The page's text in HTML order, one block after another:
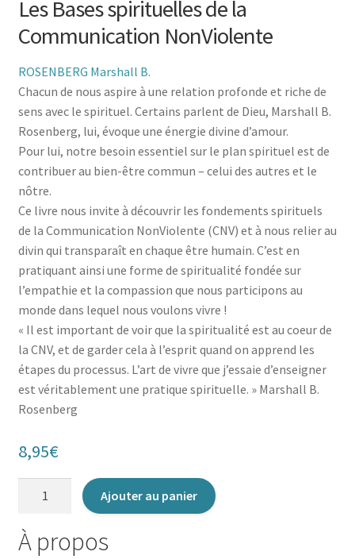
Les Bases spirituelles de la
Communication NonViolente
ROSENBERG Marshall B.
Chacun de nous aspire à une relation profonde et riche de
sens avec le spirituel. Certains parlent de Dieu, Marshall B.
Rosenberg, lui, évoque une énergie divine d’amour.
Pour lui, notre besoin essentiel sur le plan spirituel est de
contribuer au bien-être commun – celui des autres et le
nôtre.
Ce livre nous invite à découvrir les fondements spirituels
de la Communication NonViolente (CNV) et à nous relier au
divin qui transparaît en chaque être humain. C’est en
pratiquant ainsi une forme de spiritualité fondée sur
l’empathie et la compassion que nous participons au
monde dans lequel nous voulons vivre !
« Il est important de voir que la spiritualité est au coeur de
la CNV, et de garder cela à l’esprit quand on apprend les
étapes du processus. L’art de vivre que j’essaie d’enseigner
est véritablement une pratique spirituelle. » Marshall B.
Rosenberg
8,95€
Les
Bases
Ajouter au panier
À propos